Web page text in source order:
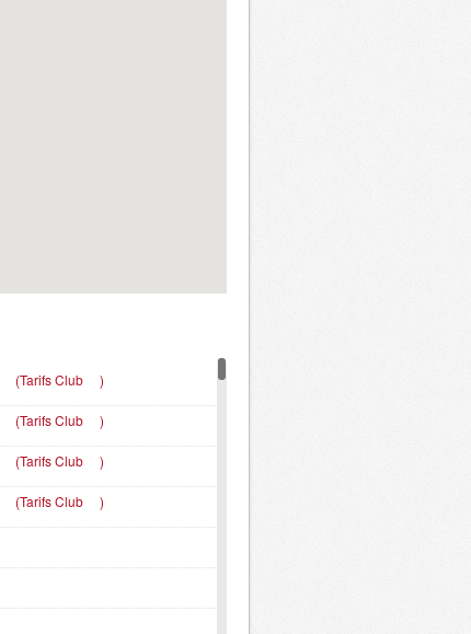
(Tarifs Club )
(Tarifs Club )
(Tarifs Club )
(Tarifs Club )